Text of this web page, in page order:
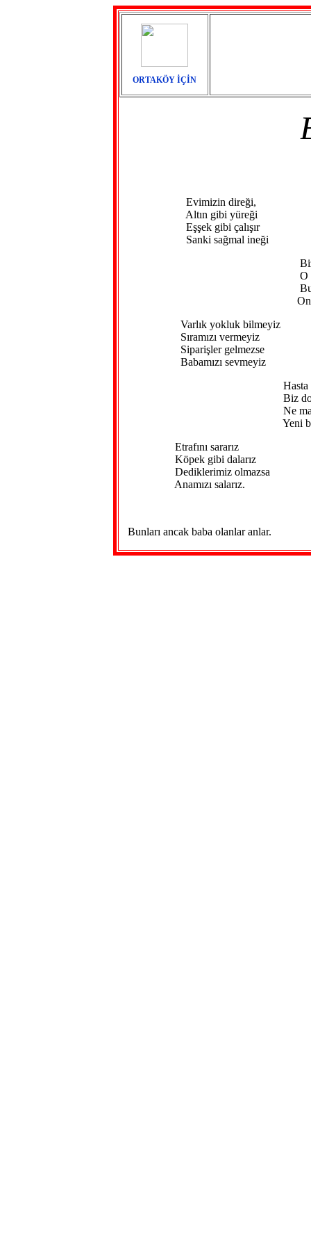
ORTAKÖY İÇİN
Evimizin direği,
Altın gibi yüreği
Eşşek gibi çalışır
Sanki sağmal ineği
Biz ona baba
O getirir biz
Bulamayız
Onun gibi bir
Varlık yokluk bilmeyiz
Sıramızı vermeyiz
Siparişler gelmezse
Babamızı sevmeyiz
Hasta oldum
Biz doymadan
Ne mankafa
Yeni bir şey
Etrafını sararız
Köpek gibi dalarız
Dediklerimiz olmazsa
Anamızı salarız.
Bunları ancak baba olanlar anlar.